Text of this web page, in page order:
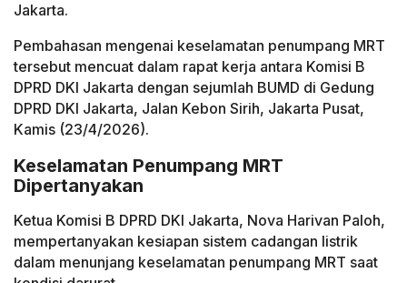
Jakarta.
Pembahasan mengenai keselamatan penumpang MRT
tersebut mencuat dalam rapat kerja antara Komisi B
DPRD DKI Jakarta dengan sejumlah BUMD di Gedung
DPRD DKI Jakarta, Jalan Kebon Sirih, Jakarta Pusat,
Kamis (23/4/2026).
Keselamatan Penumpang MRT
Dipertanyakan
Ketua Komisi B DPRD DKI Jakarta, Nova Harivan Paloh,
mempertanyakan kesiapan sistem cadangan listrik
dalam menunjang keselamatan penumpang MRT saat